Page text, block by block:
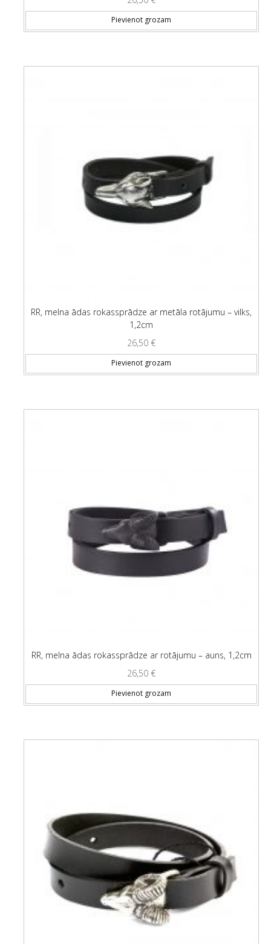
Pievienot grozam
RR, melna ādas rokassprādze ar metāla rotājumu – vilks,
1,2cm
26,50 €
Pievienot grozam
RR, melna ādas rokassprādze ar rotājumu – auns, 1,2cm
26,50 €
Pievienot grozam